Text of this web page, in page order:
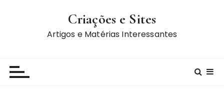
Criações e Sites
Artigos e Matérias Interessantes